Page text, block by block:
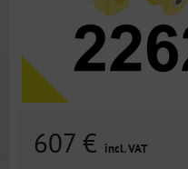
607 € incl. VAT